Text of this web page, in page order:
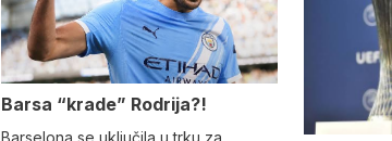
Barsa “krade” Rodrija?!
Barselona se uključila u trku za